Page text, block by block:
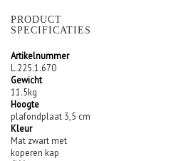
PRODUCT
SPECIFICATIES
Artikelnummer
L.225.1.670
Gewicht
11.5kg
Hoogte
plafondplaat 3,5 cm
Kleur
Mat zwart met
koperen kap